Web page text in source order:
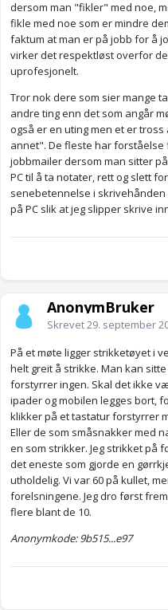
dersom man "fikler" med noe,
fikle med noe som er mindre
faktum at man er på jobb for å
virker det respektløst overfor
uprofesjonelt.
Tror nok dere som sier mange
andre ting enn det som angår
også er en uting men et er
annet". De fleste har
jobbmailer dersom man sitter
PC til å ta notater, rett og slett
senebetennelse i
på PC slik at jeg slipper skrive
AnonymBruker
Skrevet29. september
På et møte ligger strikketøyet i
helt greit å strikke. Man kan
forstyrrer ingen. Skal det ikke
ipader og mobilen legges bort,
klikker på et tastatur forstyrrer
Eller de som småsnakker med
en som strikker. Jeg strikket på
det eneste som gjorde en
utholdelig. Vi var 60 på kullet,
forelsningene. Jeg dro først
flere blant de 10.
Anonymkode: 9b515...e97